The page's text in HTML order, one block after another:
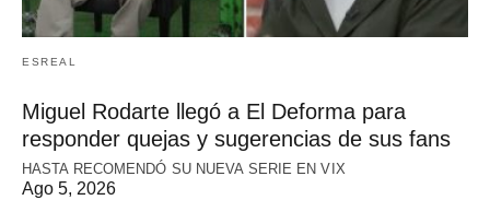
ESREAL
Miguel Rodarte llegó a El Deforma para
responder quejas y sugerencias de sus fans
HASTA RECOMENDÓ SU NUEVA SERIE EN VIX
Ago 5, 2026